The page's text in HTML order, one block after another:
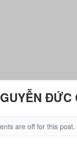
ĐỨC
are off for this post.